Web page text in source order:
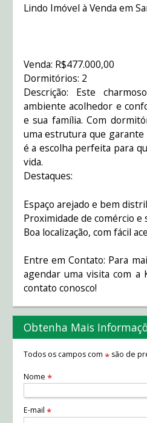
Lindo Imóvel à Venda em
Venda: R$477.000,00
Dormitórios: 2
Descrição: Este
ambiente acolhedor e
e sua família. Com
uma estrutura que
é a escolha perfeita para
vida.
Destaques:
Espaço arejado e bem
Proximidade de comércio e
Boa localização, com fácil
Entre em Contato: Para
agendar uma visita com a
contato conosco!
Obtenha Mais
Todos os campos com *são de
Nome *
E-mail *